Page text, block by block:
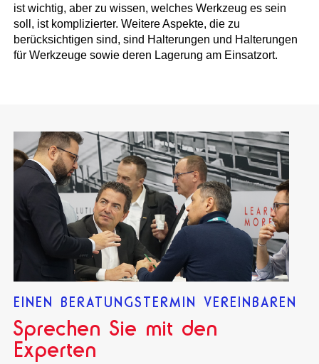
ist wichtig, aber zu wissen, welches Werkzeug es sein
soll, ist komplizierter. Weitere Aspekte, die zu
berücksichtigen sind, sind Halterungen und Halterungen
für Werkzeuge sowie deren Lagerung am Einsatzort.
EINEN BERATUNGSTERMIN VEREINBAREN
Sprechen Sie mit den
Experten